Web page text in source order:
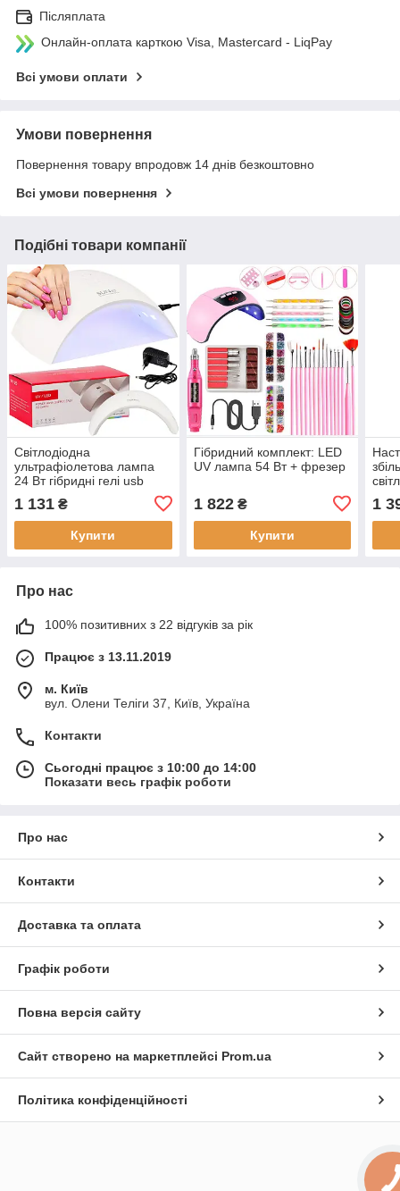
Післяплата
Онлайн-оплата карткою Visa, Mastercard - LiqPay
Всі умови оплати
Умови повернення
Повернення товару впродовж 14 днів безкоштовно
Всі умови повернення
Подібні товари компанії
Світлодіодна
ультрафіолетова лампа
24 Вт гібридні гелі usb
1 131 ₴
Купити
Гібридний комплект: LED
UV лампа 54 Вт + фрезер
1 822₴
Купити
1
Про нас
100% позитивних з 22 відгуків за рік
Працює з 13.11.2019
м. Київ
вул. Олени Теліги 37, Київ, Україна
Контакти
Сьогодні працює з 10:00 до 14:00
Показати весь графік роботи
Про нас
Контакти
Доставка та оплата
Графік роботи
Повна версія сайту
Сайт створено на маркетплейсі Prom.ua
Політика конфіденційності